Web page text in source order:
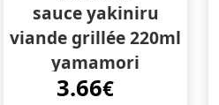
sauce yakiniru
viande grillée 220ml
yamamori
3.66€